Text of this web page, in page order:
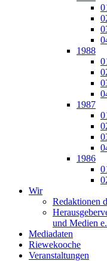
1988
1987
1986
Wir
Redaktionen
und Medien
Mediadaten
Riewekooche
Veranstaltungen